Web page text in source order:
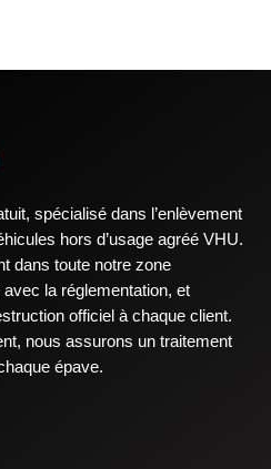
spécialisé dans l’enlèvement
hors d’usage agréé VHU.
dans toute notre zone
la réglementation, et
officiel à chaque client.
nous assurons un traitement
épave.